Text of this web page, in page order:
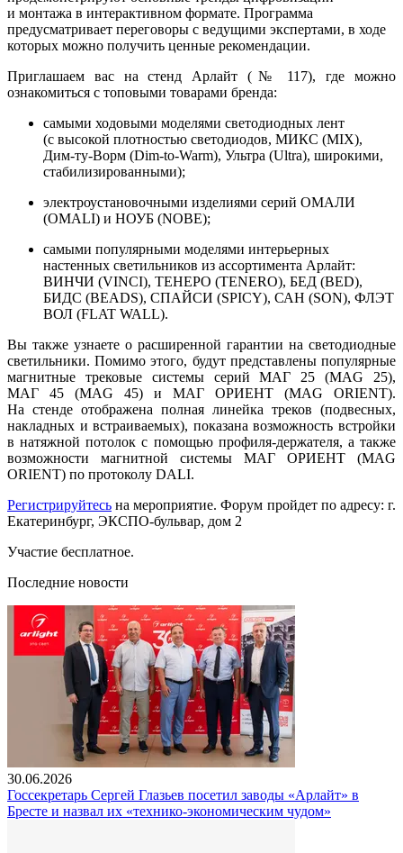
и монтажа в интерактивном формате. Программа
предусматривает переговоры с ведущими экспертами, в ходе
которых можно получить ценные рекомендации.
Приглашаем вас на стенд Арлайт (№ 117), где можно
ознакомиться с топовыми товарами бренда:
самыми ходовыми моделями светодиодных лент
(с высокой плотностью светодиодов, МИКС (MIX),
Дим-ту-Ворм (Dim-to-Warm), Ультра (Ultra), широкими,
стабилизированными);
электроустановочными изделиями серий ОМАЛИ
(OMALI) и НОУБ (NOBE);
самыми популярными моделями интерьерных
настенных светильников из ассортимента Арлайт:
ВИНЧИ (VINCI), ТЕНЕРО (TENERO), БЕД (BED),
БИДС (BEADS), СПАЙСИ (SPICY), САН (SON), ФЛЭТ
ВОЛ (FLAT WALL).
Вы также узнаете о расширенной гарантии на светодиодные
светильники. Помимо этого, будут представлены популярные
магнитные трековые системы серий МАГ 25 (МAG 25),
МАГ 45 (MAG 45) и МАГ ОРИЕНТ (MAG ORIENT).
На стенде отображена полная линейка треков (подвесных,
накладных и встраиваемых), показана возможность встройки
в натяжной потолок с помощью профиля-держателя, а также
возможности магнитной системы МАГ ОРИЕНТ (MAG
ORIENT) по протоколу DALI.
Регистрируйтесь на мероприятие. Форум пройдет по адресу: г.
Екатеринбург, ЭКСПО-бульвар, дом 2
Участие бесплатное.
Последние новости
30.06.2026
Госсекретарь Сергей Глазьев посетил заводы «Арлайт» в
Бресте и назвал их «технико-экономическим чудом»